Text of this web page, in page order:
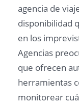
agencia de
disponibilidad
en los
Agencias
que ofrecen
herramientas
monitorear